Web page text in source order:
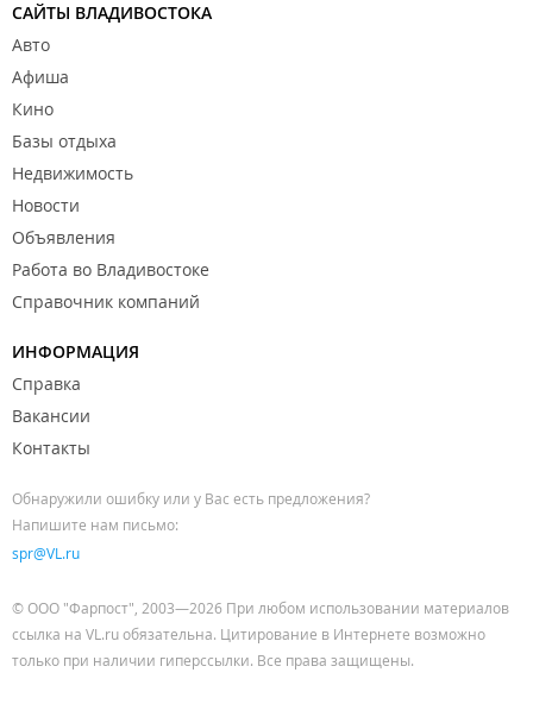
САЙТЫ ВЛАДИВОСТОКА
Авто
Афиша
Кино
Базы отдыха
Недвижимость
Новости
Объявления
Работа во Владивостоке
Справочник компаний
ИНФОРМАЦИЯ
Справка
Вакансии
Контакты
Обнаружили ошибку или у Вас есть предложения?
Напишите нам письмо:
spr@VL.ru
© ООО "Фарпост", 2003—2026 При любом использовании материалов
ссылка на VL.ru обязательна. Цитирование в Интернете возможно
только при наличии гиперссылки. Все права защищены.